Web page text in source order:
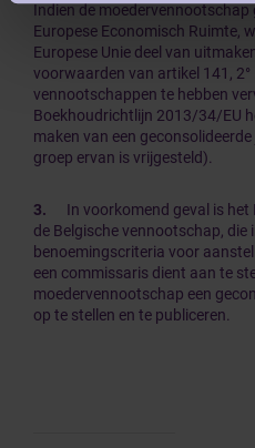
Indien de moedervennootschap
Europese Economisch Ruimte,
Europese Unie deel van
voorwaarden van artikel 141, 2°
vennootschappen te hebben
Boekhoudrichtlijn 2013/34/EU
maken van een
groep ervan is vrijgesteld).
3. In voorkomend geval is het
de Belgische vennootschap,
benoemingscriteria voor
een commissaris dient aan te
moedervennootschap een
op te stellen en te publiceren.